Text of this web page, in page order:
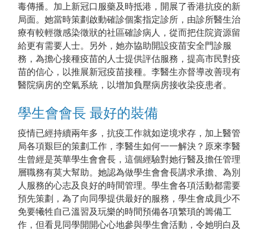
照顧心愛的寵物狗是李醫生的最佳減壓活動
毒傳播。加上新冠口服藥及時抵港，開展了香港抗疫的新
局面。她當時策劃啟動確診個案指定診所，由診所醫生治
療有較輕微感染徵狀的社區確診病人，從而把住院資源留
給更有需要人士。另外，她亦協助開設疫苗安全門診服
務，為擔心接種疫苗的人士提供評估服務，提高市民對疫
苗的信心，以推展新冠疫苗接種。李醫生亦督導改善現有
醫院病房的空氣系統，以增加負壓病房接收染疫患者。
學生會會長 最好的裝備
疫情已經持續兩年多，抗疫工作就如逆境求存，加上醫管
局各項艱巨的策劃工作，李醫生如何一一解決？原來李醫
生曾經是英華學生會會長，這個經驗對她行醫及擔任管理
層職務有莫大幫助。她認為做學生會會長講求承擔、為別
人服務的心志及良好的時間管理。學生會各項活動都需要
預先策劃，為了向同學提供最好的服務，學生會成員少不
免要犧牲自己溫習及玩樂的時間預備各項繁瑣的籌備工
作，但看見同學開開心心地參與學生會活動，令她明白及